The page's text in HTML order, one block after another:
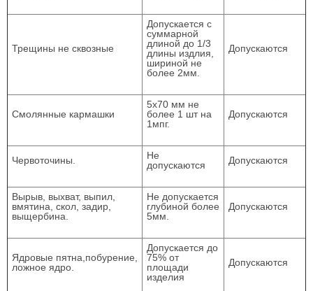
Трещины не сквозные
Допускается с
суммарной
длиной до 1/3
длины издлия,
шириной не
более 2мм.
Допускаются
Смолянные кармашки
5х70 мм не
более 1 шт на
1мпг.
Допускаются
Червоточины.
Не
допускаются
Допускаются
Вырыв, выхват, выпил,
вмятина, скол, задир,
выщербина.
Не допускается
глубиной более
5мм.
Допускаются
Ядровые пятна,побурение,
ложное ядро.
Допускается до
75% от
площади
изделия
Допускаются